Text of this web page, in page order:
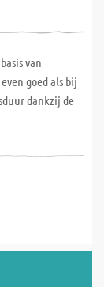
van
goed als bij
dankzij de